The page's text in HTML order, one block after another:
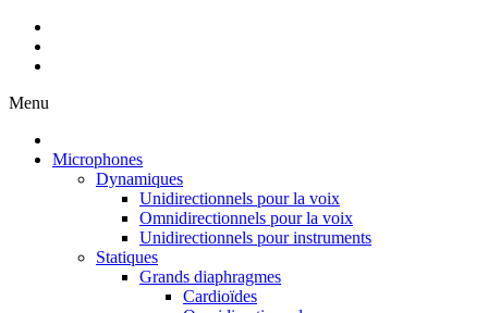
Menu
Microphones
Dynamiques
Unidirectionnels pour la voix
Omnidirectionnels pour la voix
Unidirectionnels pour instruments
Statiques
Grands diaphragmes
Cardioïdes